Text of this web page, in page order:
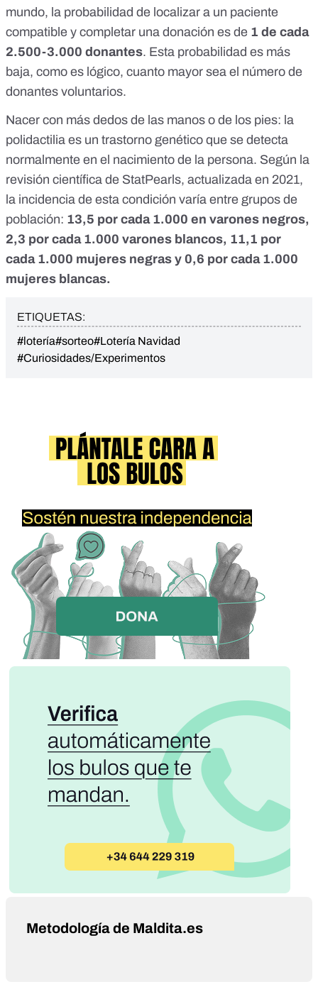
mundo, la probabilidad de localizar a un paciente
compatible y completar una donación es de 1 de cada
2.500-3.000 donantes. Esta probabilidad es más
baja, como es lógico, cuanto mayor sea el número de
donantes voluntarios.
Nacer con más dedos de las manos o de los pies: la
polidactilia es un trastorno genético que se detecta
normalmente en el nacimiento de la persona. Según la
revisión científica de StatPearls, actualizada en 2021,
la incidencia de esta condición varía entre grupos de
población: 13,5 por cada 1.000 en varones negros,
2,3 por cada 1.000 varones blancos, 11,1 por
cada 1.000 mujeres negras y 0,6 por cada 1.000
mujeres blancas.
ETIQUETAS:
#lotería#sorteo#Lotería Navidad
#Curiosidades/Experimentos
Metodología de Maldita.es